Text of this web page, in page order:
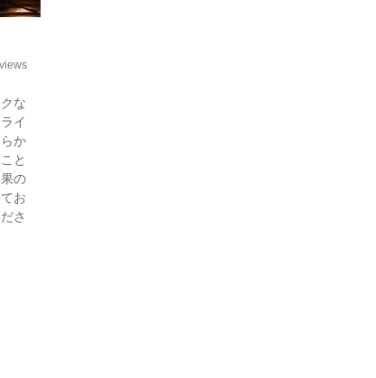
views
な
イ
か
と
の
お
さ